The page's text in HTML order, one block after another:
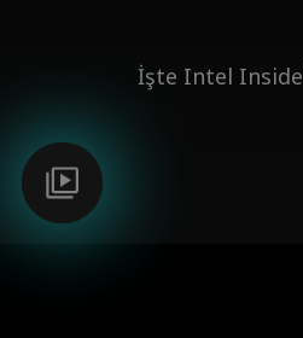
İşte Intel Inside